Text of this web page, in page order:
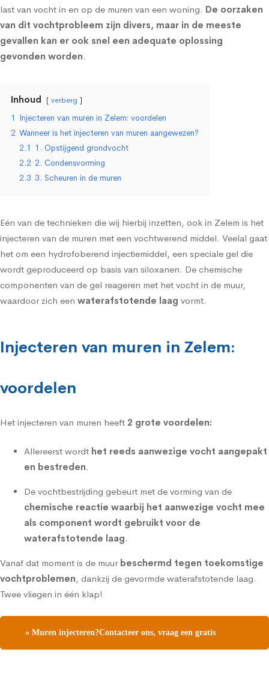
last van vocht in en op de muren van een woning. De oorzaken
van dit vochtprobleem zijn divers, maar in de meeste
gevallen kan er ook snel een adequate oplossing
gevonden worden.
Inhoud verberg
1 Injecteren van muren in Zelem: voordelen
2 Wanneer is het injecteren van muren aangewezen?
2.1 1. Opstijgend grondvocht
2.2 2. Condensvorming
2.3 3. Scheuren in de muren
Eén van de technieken die wij hierbij inzetten, ook in Zelem is het
injecteren van de muren met een vochtwerend middel. Veelal gaat
het om een hydrofoberend injectiemiddel, een speciale gel die
wordt geproduceerd op basis van siloxanen. De chemische
componenten van de gel reageren met het vocht in de muur,
waardoor zich een waterafstotende laag vormt.
Injecteren van muren in Zelem:
voordelen
Het injecteren van muren heeft 2 grote voordelen:
Allereerst wordt het reeds aanwezige vocht aangepakt
en bestreden.
De vochtbestrijding gebeurt met de vorming van de
chemische reactie waarbij het aanwezige vocht mee
als component wordt gebruikt voor de
waterafstotende laag.
Vanaf dat moment is de muur beschermd tegen toekomstige
vochtproblemen, dankzij de gevormde waterafstotende laag.
Twee vliegen in één klap!
» Muren injecteren?Contacteer ons, vraag een gratis